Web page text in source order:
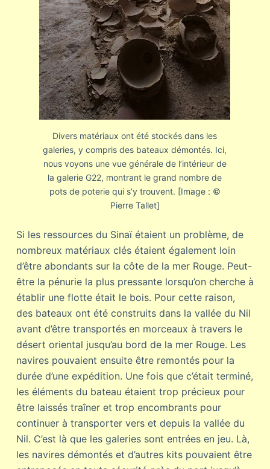
Divers matériaux ont été stockés dans les
galeries, y compris des bateaux démontés. Ici,
nous voyons une vue générale de l’intérieur de
la galerie G22, montrant le grand nombre de
pots de poterie qui s’y trouvent. [Image : ©
Pierre Tallet]
Si les ressources du Sinaï étaient un problème, de
nombreux matériaux clés étaient également loin
d’être abondants sur la côte de la mer Rouge. Peut-
être la pénurie la plus pressante lorsqu’on cherche à
établir une flotte était le bois. Pour cette raison,
des bateaux ont été construits dans la vallée du Nil
avant d’être transportés en morceaux à travers le
désert oriental jusqu’au bord de la mer Rouge. Les
navires pouvaient ensuite être remontés pour la
durée d’une expédition. Une fois que c’était terminé,
les éléments du bateau étaient trop précieux pour
être laissés traîner et trop encombrants pour
continuer à transporter vers et depuis la vallée du
Nil. C’est là que les galeries sont entrées en jeu. Là,
les navires démontés et d’autres kits pouvaient être